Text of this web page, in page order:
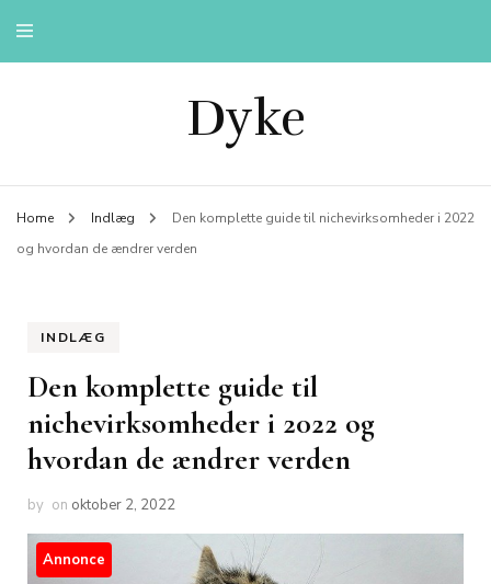
Dyke
Home Indlæg
Den komplette guide til nichevirksomheder i 2022
og hvordan de ændrer verden
INDLÆG
Den komplette guide til
nichevirksomheder i 2022 og
hvordan de ændrer verden
by on oktober 2, 2022
Annonce